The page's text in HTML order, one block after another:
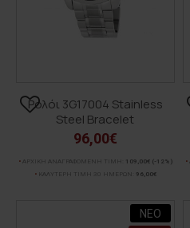
Ρολόι 3G17004 Stainless
Steel Bracelet
96,00€
ΑΡΧΙΚΗ ΑΝΑΓΡΑΦΟΜΕΝΗ ΤΙΜΗ: 109,00€ (-12%)
ΚΑΛΥΤΕΡΗ ΤΙΜΗ 30 ΗΜΕΡΩΝ:
96,00€
ΝΕΟ